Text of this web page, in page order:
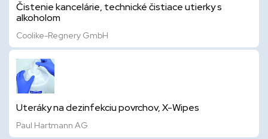
Čistenie kancelárie, technické čistiace utierky s
alkoholom
Coolike-Regnery GmbH
Uteráky na dezinfekciu povrchov, X-Wipes
Paul Hartmann AG